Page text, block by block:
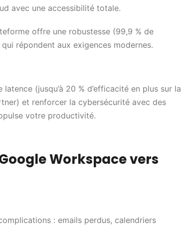
avec une accessibilité totale.
offre une robustesse (99,9 % de
répondent aux exigences modernes.
(jusqu’à 20 % d’efficacité en plus sur la
et renforcer la cybersécurité avec des
votre productivité.
Workspace vers
: emails perdus, calendriers